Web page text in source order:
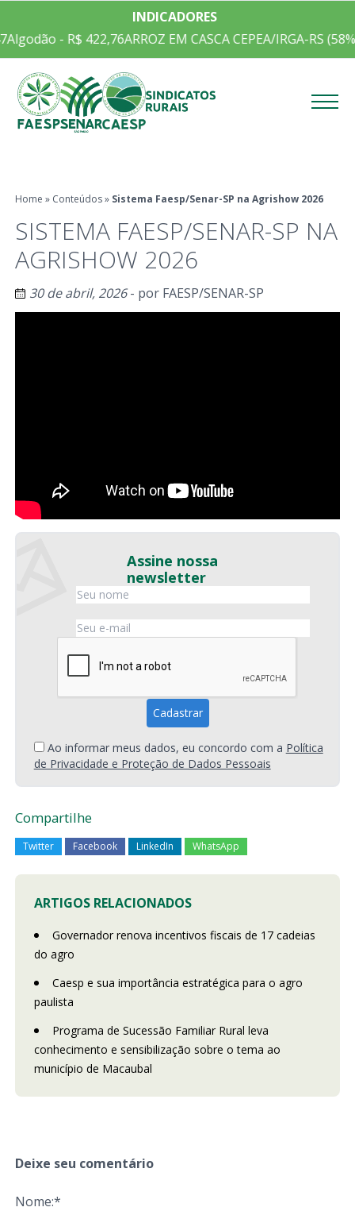
INDICADORES
Algodão - R$ 422,76ARROZ EM CASCA CEPEA/IRGA-RS
Home » Conteúdos» Sistema Faesp/Senar-SP na Agrishow 2026
SISTEMA FAESP/SENAR-SP NA
AGRISHOW 2026
30 de abril, 2026- por FAESP/SENAR-SP
Assine nossa
newsletter
Ao informar meus dados, eu concordo com a Política
de Privacidade e Proteção de Dados Pessoais
Compartilhe
Twitter Facebook LinkedIn WhatsApp
ARTIGOS RELACIONADOS
Governador renova incentivos fiscais de 17 cadeias
do agro
Caesp e sua importância estratégica para o agro
paulista
Programa de Sucessão Familiar Rural leva
conhecimento e sensibilização sobre o tema ao
município de Macaubal
Deixe seu comentário
Nome:*